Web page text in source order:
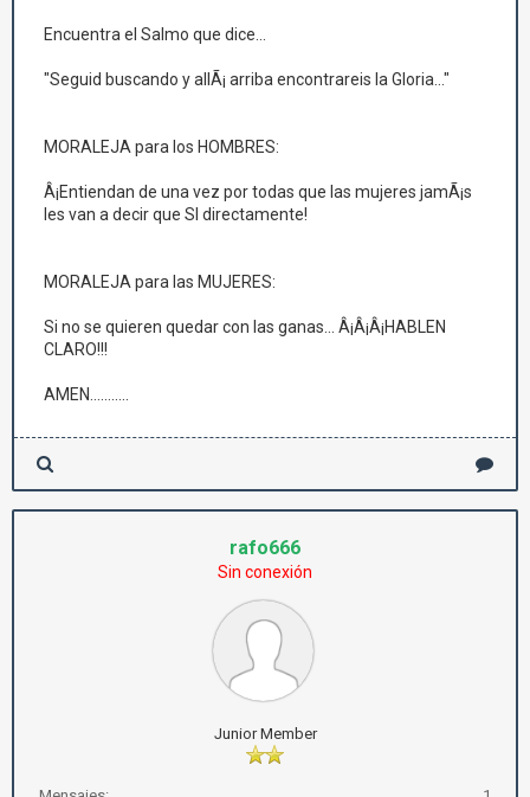
Encuentra el Salmo que dice...
"Seguid buscando y allÃ¡ arriba encontrareis la Gloria..."
MORALEJA para los HOMBRES:
Â¡Entiendan de una vez por todas que las mujeres jamÃ¡s
les van a decir que SI directamente!
MORALEJA para las MUJERES:
Si no se quieren quedar con las ganas... Â¡Â¡Â¡HABLEN
CLARO!!!
AMEN...........
rafo666
Sin conexión
Junior Member